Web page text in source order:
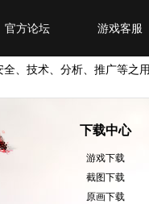
游戏客服
官方论坛
全、技术、分析、推广等之
下载中心
游戏下载
截图下载
原画下载